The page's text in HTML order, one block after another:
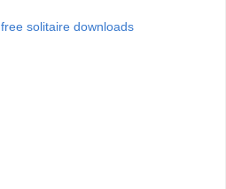
free solitaire downloads